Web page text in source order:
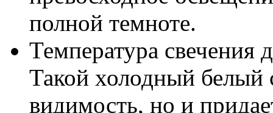
полной темноте.
Температура свечения
Такой холодный белый
видимость, но и